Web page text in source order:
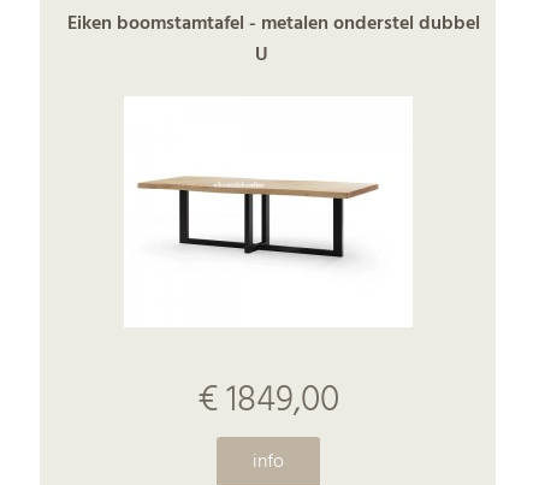
Eiken boomstamtafel - metalen onderstel dubbel
U
€ 1849,00
info